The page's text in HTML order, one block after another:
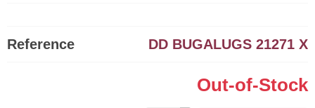
Reference DD BUGALUGS 21271 X
Out-of-Stock